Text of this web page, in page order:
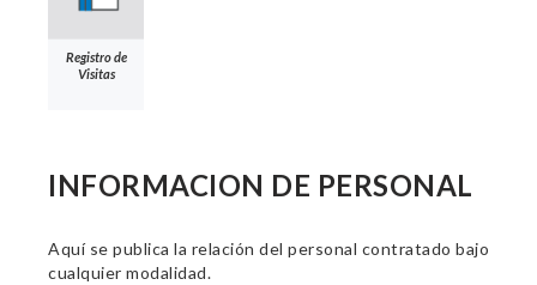
Registro de
Visitas
INFORMACION DE PERSONAL
Aquí se publica la relación del personal contratado bajo
cualquier modalidad.